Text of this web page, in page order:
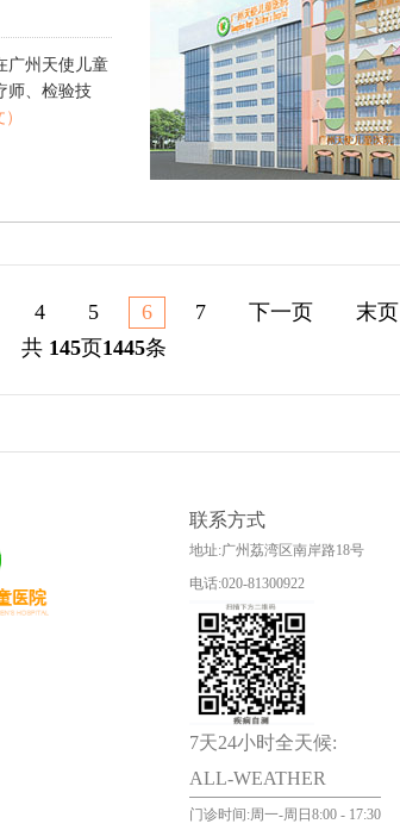
广州天使儿童
师、检验技
4 5 6 7 下一页
末页
共 145页1445条
联系方式
地址:广州荔湾区南岸路18号
电话:020-81300922
7天24小时全天候:
ALL-WEATHER
门诊时间:周一-周日8:00 - 17:30